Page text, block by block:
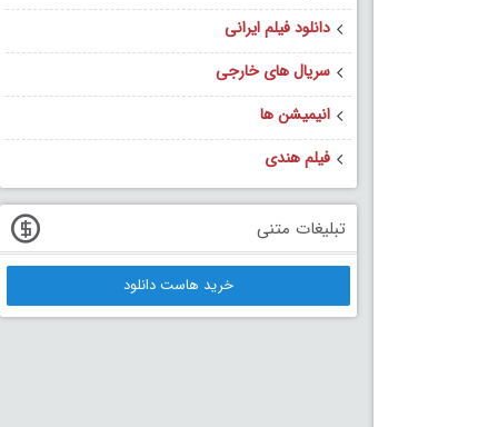
دانلود فیلم ایرانی
سریال های خارجی
انیمیشن ها
فیلم هندی
تبلیغات متنی
خرید هاست دانلود